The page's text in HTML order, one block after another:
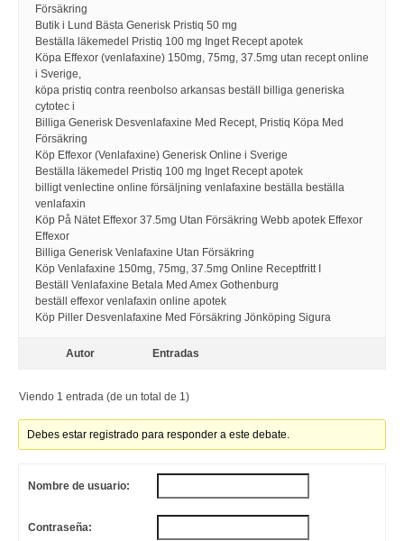
Försäkring
Butik i Lund Bästa Generisk Pristiq 50 mg
Beställa läkemedel Pristiq 100 mg Inget Recept apotek
Köpa Effexor (venlafaxine) 150mg, 75mg, 37.5mg utan recept online
i Sverige,
köpa pristiq contra reenbolso arkansas beställ billiga generiska
cytotec i
Billiga Generisk Desvenlafaxine Med Recept, Pristiq Köpa Med
Försäkring
Köp Effexor (Venlafaxine) Generisk Online i Sverige
Beställa läkemedel Pristiq 100 mg Inget Recept apotek
billigt venlectine online försäljning venlafaxine beställa beställa
venlafaxin
Köp På Nätet Effexor 37.5mg Utan Försäkring Webb apotek Effexor
Effexor
Billiga Generisk Venlafaxine Utan Försäkring
Köp Venlafaxine 150mg, 75mg, 37.5mg Online Receptfritt I
Beställ Venlafaxine Betala Med Amex Gothenburg
beställ effexor venlafaxin online apotek
Köp Piller Desvenlafaxine Med Försäkring Jönköping Sigura
Autor Entradas
Viendo 1 entrada (de un total de 1)
Debes estar registrado para responder a este debate.
Nombre de usuario:
Contraseña: